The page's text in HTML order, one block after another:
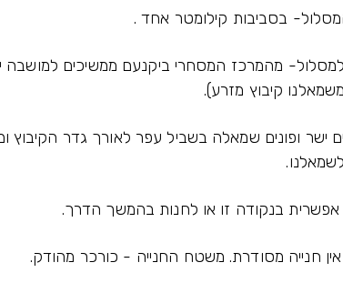
בסביבות קילומטר אחד .
מהמרכז המסחרי ביקנעם ממשיכים למושבה
קיבוץ מזרע).
ישר ופונים שמאלה בשביל עפר לאורך גדר
אפשרית בנקודה זו או לחנות בהמשך הדרך.
אין חנייה מסודרת. משטח החנייה - כורכר מהודק.